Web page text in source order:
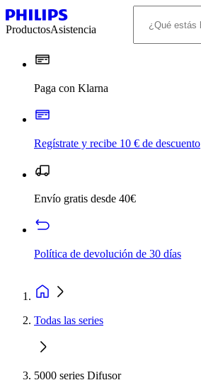
ProductosAsistencia
Paga con Klarna
Regístrate y recibe 10 € de descuento
Envío gratis desde 40€
Política de devolución de 30 días
Todas las series
5000 series Difusor